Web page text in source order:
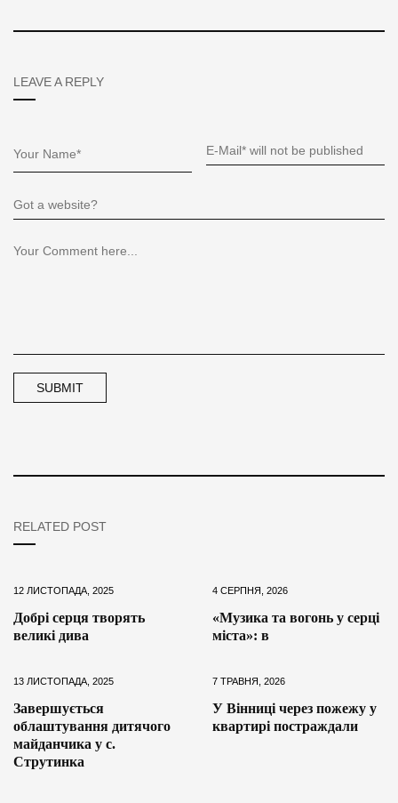
LEAVE A REPLY
RELATED POST
12 ЛИСТОПАДА, 2025
Добрі серця творять
великі дива
4 СЕРПНЯ, 2026
«Музика та вогонь у серці
міста»: в
13 ЛИСТОПАДА, 2025
Завершується
облаштування дитячого
майданчика у с.
Струтинка
7 ТРАВНЯ, 2026
У Вінниці через пожежу у
квартирі постраждали